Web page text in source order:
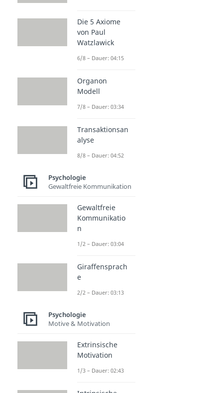
Die 5 Axiome
von Paul
Watzlawick
6/8 – Dauer: 04:15
Organon
Modell
7/8 – Dauer: 03:34
Transaktionsan
alyse
8/8 – Dauer: 04:52
Psychologie
Gewaltfreie Kommunikation
Gewaltfreie
Kommunikatio
n
1/2 – Dauer: 03:04
Giraffensprach
e
2/2 – Dauer: 03:13
Psychologie
Motive & Motivation
Extrinsische
Motivation
1/3 – Dauer: 02:43